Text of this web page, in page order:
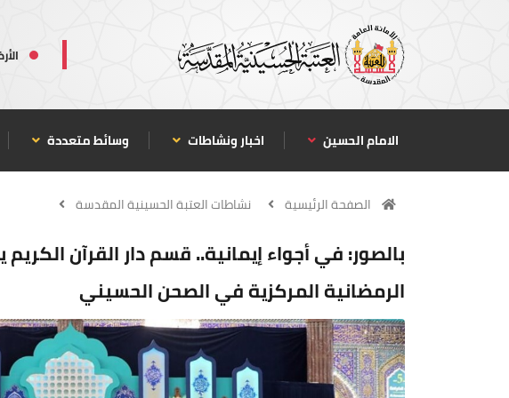
الامام الحسين اخبار ونشاطات وسائط متعددة
الصفحة الرئيسية نشاطات العتبة الحسينية المقدسة
بالصور: في أجواء إيمانية.. قسم دار القرآن الكريم
الرمضانية المركزية في الصحن الحسيني